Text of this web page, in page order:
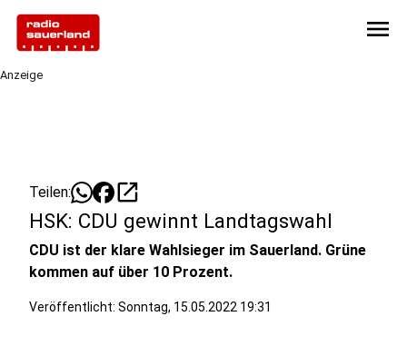
menu
Anzeige
Teilen: open_in_new
HSK: CDU gewinnt Landtagswahl
CDU ist der klare Wahlsieger im Sauerland. Grüne
kommen auf über 10 Prozent.
Veröffentlicht: Sonntag, 15.05.2022 19:31